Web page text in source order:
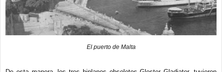
El puerto de Malta